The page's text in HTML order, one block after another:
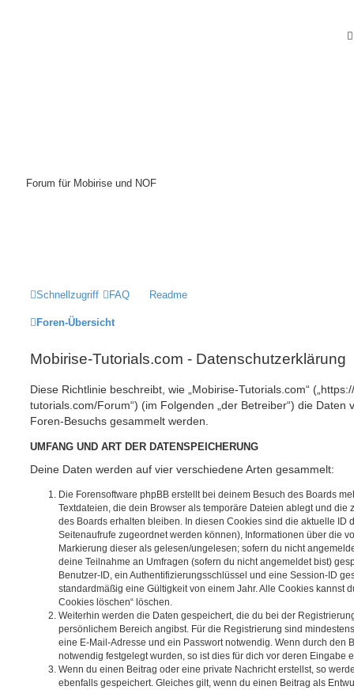
Forum für Mobirise und NOF
Schnellzugriff FAQ Readme
Foren-Übersicht
Mobirise-Tutorials.com - Datenschutzerklärung
Diese Richtlinie beschreibt, wie „Mobirise-Tutorials.com“
tutorials.com/Forum“) (im Folgenden „der Betreiber“) die Daten
Foren-Besuchs gesammelt werden.
UMFANG UND ART DER DATENSPEICHERUNG
Deine Daten werden auf vier verschiedene Arten gesammelt:
Die Forensoftware phpBB erstellt bei deinem Besuch des Boards
Textdateien, die dein Browser als temporäre Dateien ablegt und die
des Boards erhalten bleiben. In diesen Cookies sind die aktuelle ID
Seitenaufrufe zugeordnet werden können), Informationen über die
Markierung dieser als gelesen/ungelesen; sofern du nicht
deine Teilnahme an Umfragen (sofern du nicht angemeldet bist)
Benutzer-ID, ein Authentifizierungsschlüssel und eine Session-ID
standardmäßig eine Gültigkeit von einem Jahr. Alle Cookies kannst
Cookies löschen“ löschen.
Weiterhin werden die Daten gespeichert, die du bei der
persönlichem Bereich angibst. Für die Registrierung sind
eine E-Mail-Adresse und ein Passwort notwendig. Wenn durch den
notwendig festgelegt wurden, so ist dies für dich vor deren Eingabe
Wenn du einen Beitrag oder eine private Nachricht erstellst, so
ebenfalls gespeichert. Gleiches gilt, wenn du einen Beitrag als